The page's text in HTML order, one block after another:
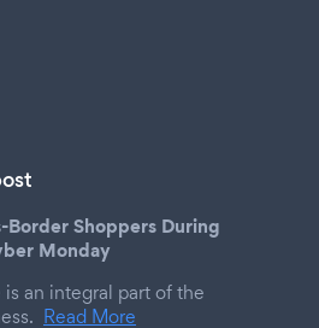
Shoppers During
Monday
an integral part of the
Read More